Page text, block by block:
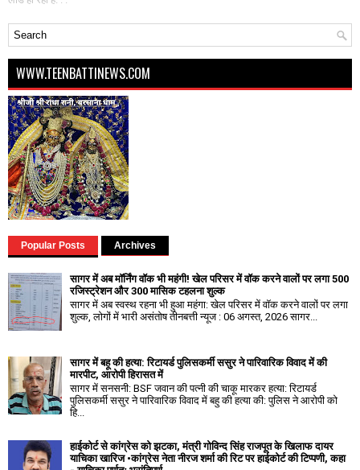
WWW.TEENBATTINEWS.COM
Popular Posts Archives
सागर में अब मॉर्निंग वॉक भी महंगी! खेल परिसर में वॉक करने वालों पर लगा ₹500
रजिस्ट्रेशन और ₹300 मासिक टहलना शुल्क
सागर में अब स्वस्थ रहना भी हुआ महंगा: खेल परिसर में वॉक करने वालों पर लगा
शुल्क, लोगों में भारी असंतोष तीनबत्ती न्यूज : 06 अगस्त, 2026 सागर...
सागर में बहू की हत्या: रिटायर्ड पुलिसकर्मी ससुर ने पारिवारिक विवाद में की
मारपीट, आरोपी हिरासत में
सागर में सनसनी: BSF जवान की पत्नी की चाकू मारकर हत्या: रिटायर्ड
पुलिसकर्मी ससुर ने पारिवारिक विवाद में बहु की हत्या की: पुलिस ने आरोपी को
हि...
हाईकोर्ट से कांग्रेस को झटका, मंत्री गोविन्द सिंह राजपूत के खिलाफ दायर
याचिका खारिज •कांग्रेस नेता नीरज शर्मा की रिट पर हाईकोर्ट की टिप्पणी, कहा